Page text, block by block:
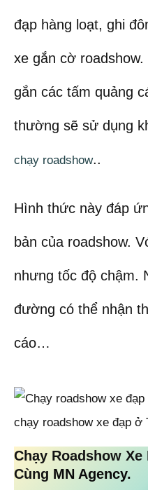
đạp hàng loạt, ghi
xe gắn cờ
gắn các tấm quảng
thường sẽ sử dụng
chạy roadshow..
Hình thức này đáp
bản của roadshow.
nhưng tốc độ chậm.
đường có thể nhận
cáo…
chạy roadshow xe đạp ở
Chạy Roadshow Xe
Cùng MN Agency.